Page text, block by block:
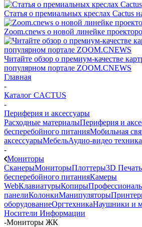
Статья о премиальных креслах Cactus
Zoom.cnews о новой линейке
Читайте обзор о премиум-качестве
популярном портале ZOOM.CNEWS
Главная
-
Каталог CACTUS
-
Периферия и аксессуары
Расходные материалыПериферия и
бесперебойного питанияМобильная
аксессуарыМебельАудио-видео техника
-
Мониторы
СканерыМониторыПлоттеры3D Печать
бесперебойного питанияКамеры
WebКлавиатурыКопиры
панелиКолонкиМанипуляторы
оборудованиеОргтехникаНаушники и
Носители Информации
-Мониторы ЖК